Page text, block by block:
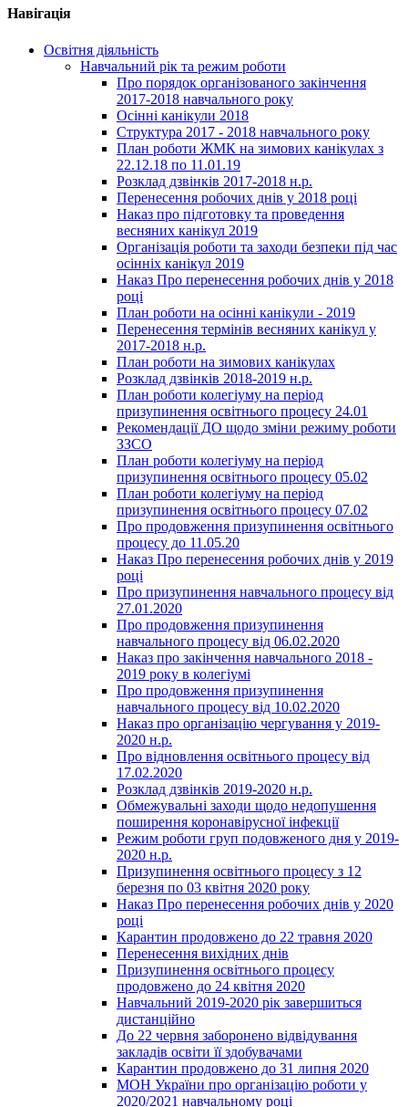
Навігація
Освітня діяльність
Навчальний рік та режим роботи
Про порядок організованого закінчення
2017-2018 навчального року
Осінні канікули 2018
Структура 2017 - 2018 навчального року
План роботи ЖМК на зимових канікулах з
22.12.18 по 11.01.19
Розклад дзвінків 2017-2018 н.р.
Перенесення робочих днів у 2018 році
Наказ про підготовку та проведення
весняних канікул 2019
Організація роботи та заходи безпеки під час
осінніх канікул 2019
Наказ Про перенесення робочих днів у 2018
році
План роботи на осінні канікули - 2019
Перенесення термінів весняних канікул у
2017-2018 н.р.
План роботи на зимових канікулах
Розклад дзвінків 2018-2019 н.р.
План роботи колегіуму на період
призупинення освітнього процесу 24.01
Рекомендації ДО щодо зміни режиму роботи
ЗЗСО
План роботи колегіуму на період
призупинення освітнього процесу 05.02
План роботи колегіуму на період
призупинення освітнього процесу 07.02
Про продовження призупинення освітнього
процесу до 11.05.20
Наказ Про перенесення робочих днів у 2019
році
Про призупинення навчального процесу від
27.01.2020
Про продовження призупинення
навчального процесу від 06.02.2020
Наказ про закінчення навчального 2018 -
2019 року в колегіумі
Про продовження призупинення
навчального процесу від 10.02.2020
Наказ про організацію чергування у 2019-
2020 н.р.
Про відновлення освітнього процесу від
17.02.2020
Розклад дзвінків 2019-2020 н.р.
Обмежувальні заходи щодо недопушення
поширення коронавірусної інфекції
Режим роботи груп подовженого дня у 2019-
2020 н.р.
Призупинення освітнього процесу з 12
березня по 03 квітня 2020 року
Наказ Про перенесення робочих днів у 2020
році
Карантин продовжено до 22 травня 2020
Перенесення вихідних днів
Призупинення освітнього процесу
продовжено до 24 квітня 2020
Навчальний 2019-2020 рік завершиться
дистанційно
До 22 червня заборонено відвідування
закладів освіти її здобувачами
Карантин продовжено до 31 липня 2020
МОН України про організацію роботи у
2020/2021 навчальному році